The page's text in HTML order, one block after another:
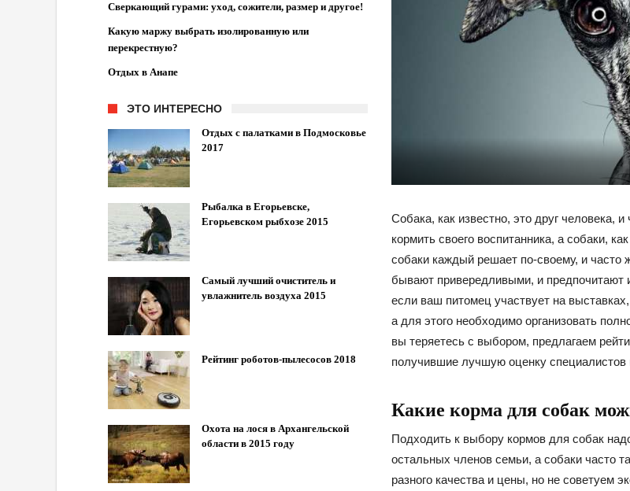
Собака, как известно, это друг
кормить своего воспитанника, а собаки,
собаки каждый решает по-своему, и часто
бывают привередливыми, и предпочитают
если ваш питомец участвует на
а для этого необходимо организовать
вы теряетесь с выбором, предлагаем
получившие лучшую оценку
Какие корма для собак
Подходить к выбору кормов для собак
остальных членов семьи, а собаки часто
разного качества и цены, но не советуем
Сверкающий гурами: уход, сожители, размер и другое!
Какую маржу выбрать изолированную или
перекрестную?
Отдых в Анапе
ЭТО ИНТЕРЕСНО
Отдых с палатками в Подмосковье
2017
Рыбалка в Егорьевске,
Егорьевском рыбхозе 2015
Самый лучший очиститель и
увлажнитель воздуха 2015
Рейтинг роботов-пылесосов 2018
Охота на лося в Архангельской
области в 2015 году